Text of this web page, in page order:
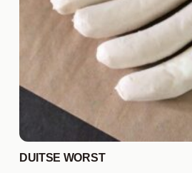
DUITSE WORST